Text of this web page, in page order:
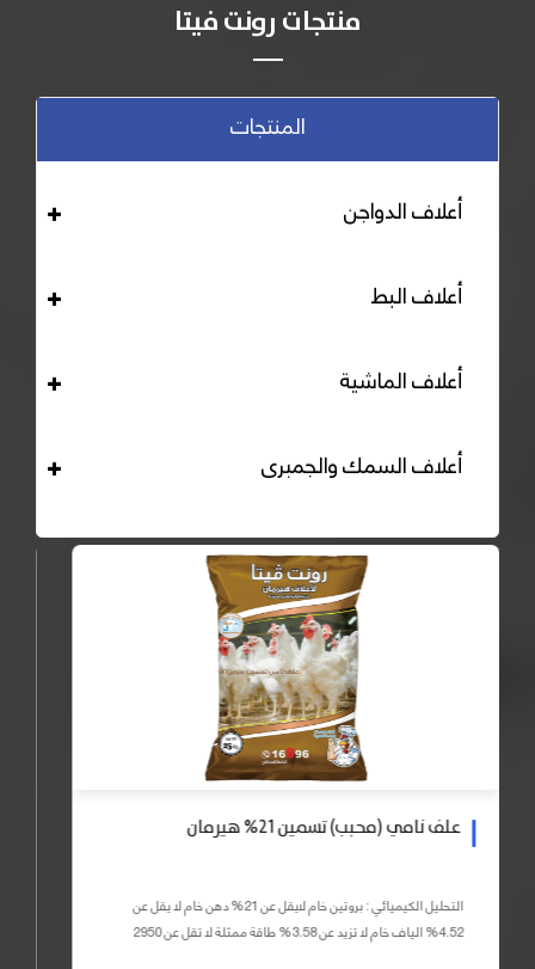
منتجات رونت فيتا
المنتجات
أعلاف الدواجن
أعلاف البط
أعلاف الماشية
أعلاف السمك والجمبرى
علف نامي (محبب) تسمين 21% هيرمان
التحليل الكيميائي : بروتين خام لايقل عن 21% دهن خام لا يقل عن
4.52% الياف خام لا تزيد عن 3.58% طاقة ممثلة لا تقل عن 2950